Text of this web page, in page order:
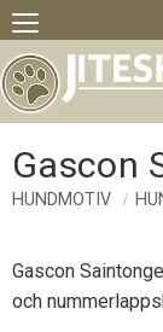
Meny
Gascon
HUNDMOTIV
Gascon
och